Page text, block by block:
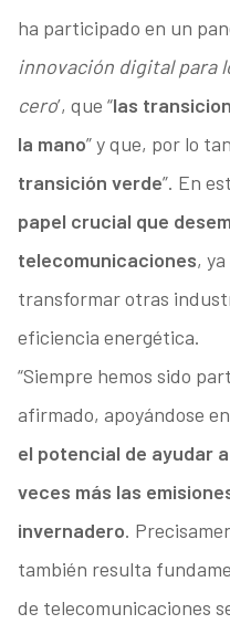
ha participado en un
innovación digital para
cero’, que “las
la mano” y que, por lo
transición verde”. En
papel crucial que
telecomunicaciones,
transformar otras
eficiencia energética.
“Siempre hemos sido
afirmado, apoyándose
el potencial de ayudar
veces más las
invernadero.
también resulta
de telecomunicaciones